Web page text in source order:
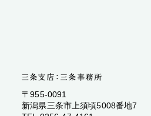
〒955-0091
新潟県三条市上須頃5008番地7